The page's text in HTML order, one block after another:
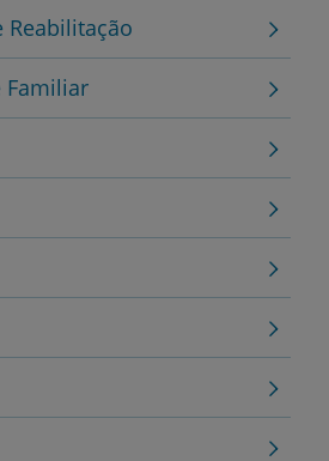
Reabilitação
Familiar